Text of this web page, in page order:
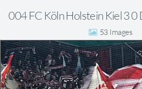
004 FC Köln Holstein Kiel 3 0
53